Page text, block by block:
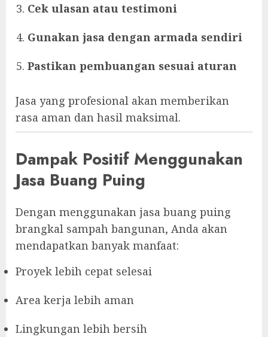
Cek ulasan atau testimoni
Gunakan jasa dengan armada sendiri
Pastikan pembuangan sesuai aturan
Jasa yang profesional akan memberikan
rasa aman dan hasil maksimal.
Dampak Positif Menggunakan
Jasa Buang Puing
Dengan menggunakan jasa buang puing
brangkal sampah bangunan, Anda akan
mendapatkan banyak manfaat:
Proyek lebih cepat selesai
Area kerja lebih aman
Lingkungan lebih bersih